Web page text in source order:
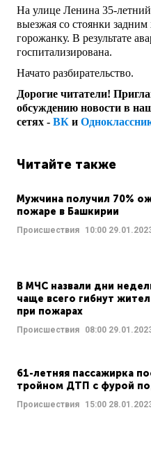
На улице Ленина 35-
выезжая со стоянки
горожанку. В результате
госпитализирована.
Начато разбирательство.
Дорогие читатели!
обсуждению новости в
сетях - ВК и
Читайте также
Мужчина получил 70%
пожаре в Башкирии
Происшествия 10:00
В МЧС назвали дни
чаще всего гибнут
при пожарах
Происшествия 08:00
61-летняя пассажирка
тройном ДТП с фурой
Происшествия 15:00